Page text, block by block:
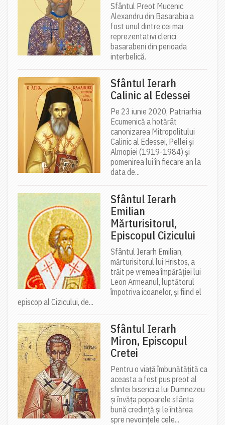
Sfântul Preot Mucenic
Alexandru din Basarabia a
fost unul dintre cei mai
reprezentativi clerici
basarabeni din perioada
interbelică.
Sfântul Ierarh
Calinic al Edessei
Pe 23 iunie 2020, Patriarhia
Ecumenică a hotărât
canonizarea Mitropolitului
Calinic al Edessei, Pellei și
Almopiei (1919-1984) și
pomenirea lui în fiecare an la
data de...
Sfântul Ierarh
Emilian
Mărturisitorul,
Episcopul Cizicului
Sfântul Ierarh Emilian,
mărturisitorul lui Hristos, a
trăit pe vremea împărăției lui
Leon Armeanul, luptătorul
împotriva icoanelor, și fiind el
episcop al Cizicului, de...
Sfântul Ierarh
Miron, Episcopul
Cretei
Pentru o viață îmbunătățită ca
aceasta a fost pus preot al
sfintei biserici a lui Dumnezeu
și învăța popoarele sfânta
bună credință și le întărea
spre nevoințele cele...